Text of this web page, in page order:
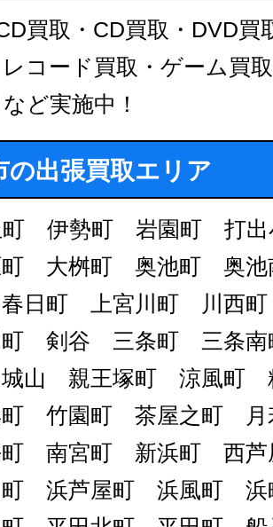
買取・CD買取・DVD買
コード買取・ゲーム買
ど実施中！
の出張買取エリア
町 伊勢町 岩園町 打
大桝町 奥池町 奥
日町 上宮川町 川西
剣谷 三条町 三条
山 親王塚町 涼風町
竹園町 茶屋之町 月
南宮町 新浜町 西芦
浜芦屋町 浜風町 浜